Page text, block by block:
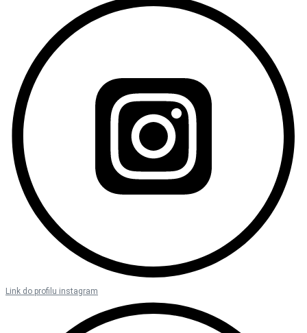
Link do profilu instagram